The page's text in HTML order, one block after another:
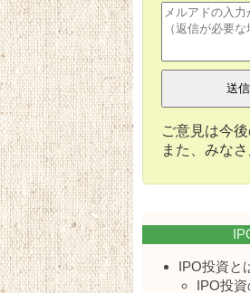
ご意見は今
また、みな
IPO投資と
IPO投資